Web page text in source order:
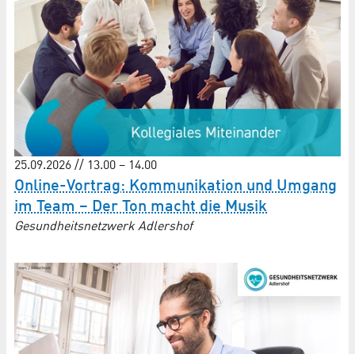
25.09.2026 // 13.00 – 14.00
Online-Vortrag: Kommunikation und Umgang
im Team – Der Ton macht die Musik
Gesundheitsnetzwerk Adlershof